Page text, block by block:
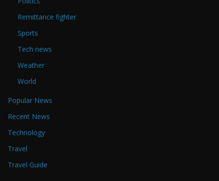
Remittance fighter
Sports
Tech news
Weather
World
Popular News
Recent News
Technology
Travel
Travel Guide